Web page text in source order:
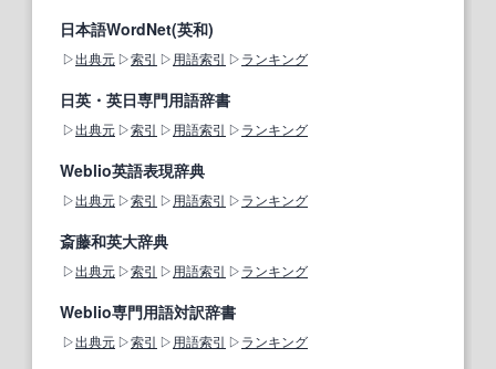
日本語WordNet(英和)
出典元 索引 用語索引 ランキング
日英・英日専門用語辞書
出典元 索引 用語索引 ランキング
Weblio英語表現辞典
出典元 索引 用語索引 ランキング
斎藤和英大辞典
出典元 索引 用語索引 ランキング
Weblio専門用語対訳辞書
出典元 索引 用語索引 ランキング